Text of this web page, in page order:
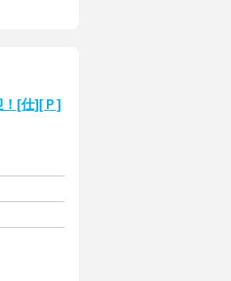
！[仕][Ｐ]